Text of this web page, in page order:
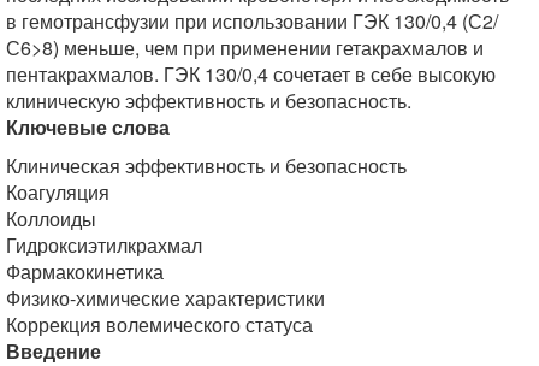
в гемотрансфузии при использовании ГЭК 130/0,4 (С2/
С6>8) меньше, чем при применении гетакрахмалов и
пентакрахмалов. ГЭК 130/0,4 сочетает в себе высокую
клиническую эффективность и безопасность.
Ключевые слова
Клиническая эффективность и безопасность
Коагуляция
Коллоиды
Гидроксиэтилкрахмал
Фармакокинетика
Физико-химические характеристики
Коррекция волемического статуса
Введение